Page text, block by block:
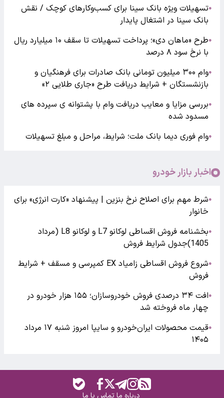
●تسهیلات ویژه بانک سینا برای کسب‌وکارهای کوچک / نقش
بانک سینا در اشتغال پایدار
●
طرح «ماهان دی»؛ پرداخت تسهیلات تا سقف ۱۰ میلیارد ریال
با نرخ سود ۸ درصد
●
وام ۳۰۰ میلیون تومانی بانک صادرات برای فرهنگیان و
بازنشستگان + شرایط دریافت طرح «جاری طلایی ۲»
●بررسی مزایا و معایب دریافت وام با پشتوانه ی سپرده های
مسدود شده
●وام فوری دیما بانک ملت؛ شرایط، مراحل و مبلغ تسهیلات
اخبار بازار خودرو
●شرط مهم برای اصلاح نرخ بنزین | پیشنهاد «کارت انرژی» برای
خانوار
●
بخشنامه فروش اقساطی لوکانو L7 و لوکانو L8 (مرداد
1405)جدول شرایط فروش
●
شروع فروش اقساطی زامیاد EX کمپرسی و مسقف + شرایط
فروش
●
افت ۳۴ درصدی فروش خودروسازان؛ ۱۵۵ هزار خودرو در
چهار ماه فروخته شد
●
قیمت محصولات ایران‌خودرو و سایپا امروز شنبه ۱۷ مرداد
۱۴۰۵
درباره ماتماس با ما